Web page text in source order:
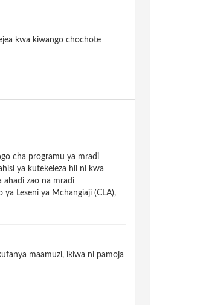
kwa kiwango chochote
cha programu ya mradi
ya kutekeleza hii ni kwa
ahadi zao na mradi
Leseni ya Mchangiaji (CLA),
maamuzi, ikiwa ni pamoja